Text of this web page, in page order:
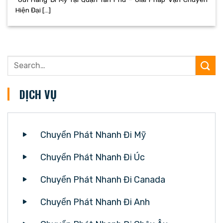
Hiện Đại [...]
DỊCH VỤ
Chuyển Phát Nhanh Đi Mỹ
Chuyển Phát Nhanh Đi Úc
Chuyển Phát Nhanh Đi Canada
Chuyển Phát Nhanh Đi Anh